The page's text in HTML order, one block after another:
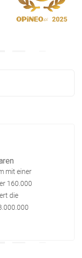
mit einer
160.000
die